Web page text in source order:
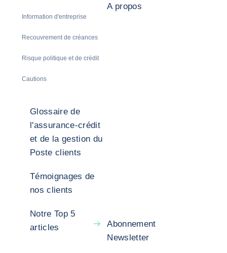
Information d'entreprise
Recouvrement de créances
Risque politique et de crédit
Cautions
A propos
Glossaire de
l'assurance-crédit
et de la gestion du
Poste clients
Témoignages de
nos clients
Notre Top 5
articles
Abonnement
Newsletter